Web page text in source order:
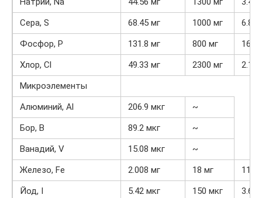
Сера, S
68.45 мг 1000 мг
6.8%
Фосфор, P
131.8 мг 800 мг
Хлор, Cl
49.33 мг 2300 мг
2.1%
Микроэлементы
Алюминий, Al
206.9 мкг
~
Бор, B
89.2 мкг
~
Ванадий, V
15.08 мкг
~
Железо, Fe
2.008 мг 18 мг
Йод, I
5.42 мкг 150 мкг
3.6%